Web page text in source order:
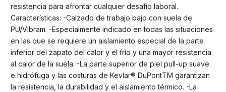
resistencia para afrontar cualquier desafío laboral.
Características: -Calzado de trabajo bajo con suela de
PU/Vibram. -Especialmente indicado en todas las situaciones
en las que se requiere un aislamiento especial de la parte
inferior del zapato del calor y el frío y una mayor resistencia
al calor de la suela. -La parte superior de piel pull-up suave
e hidrófuga y las costuras de Kevlar® DuPontTM garantizan
la resistencia, la durabilidad y el aislamiento térmico. -La